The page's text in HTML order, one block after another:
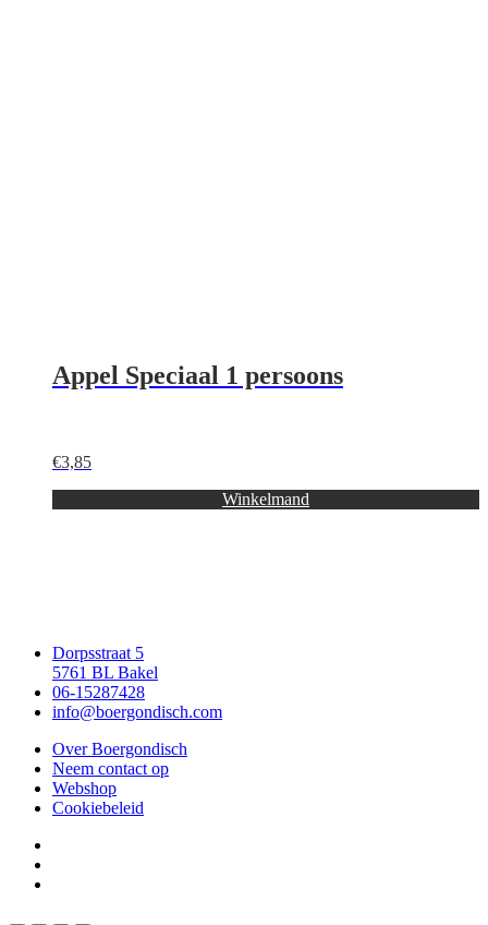
Appel Speciaal 1 persoons
€3,85
Winkelmand
Dorpsstraat 5
5761 BL Bakel
06-15287428
info@boergondisch.com
Over Boergondisch
Neem contact op
Webshop
Cookiebeleid